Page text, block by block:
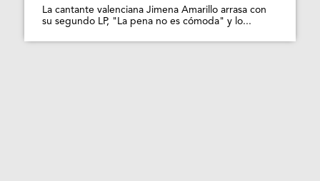
La cantante valenciana Jimena Amarillo arrasa con
su segundo LP, "La pena no es cómoda" y lo...